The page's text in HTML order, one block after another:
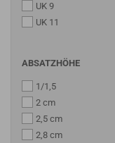
UK 9
UK 11
ABSATZHÖHE
1/1,5
2 cm
2,5 cm
2,8 cm